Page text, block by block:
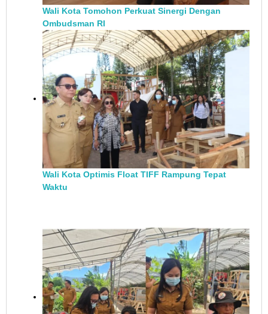
Wali Kota Tomohon Perkuat Sinergi Dengan
Ombudsman RI
Wali Kota Optimis Float TIFF Rampung Tepat
Waktu